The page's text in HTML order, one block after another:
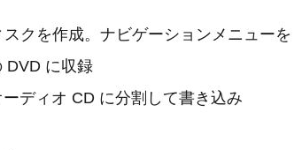
クを作成。ナビゲーションメニューを
DVD に収録
ディオ CD に分割して書き込み